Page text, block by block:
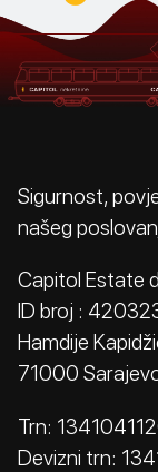
Sigurnost,
našeg
Capitol Estate
ID broj :
Hamdije
71000
Trn:
Devizni trn: